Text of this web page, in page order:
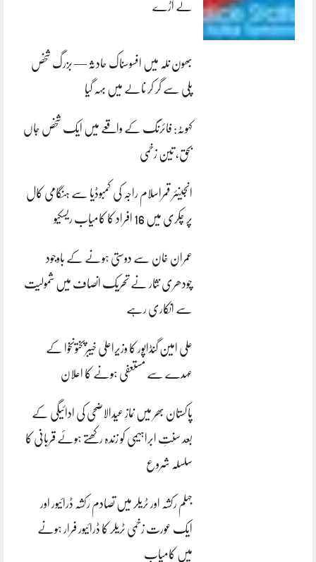
لے اڑے
بھون نلہ میں افسوسناک حادثہ — بزرگ شخص
پلی سے گر کر نالے میں بہہ گیا
کہوٹہ: فائرنگ کے واقعے میں ایک شخص جاں
بحق، تین زخمی
انجینئر قمراسلام راجہ کی کمبوڈیا سے ہنگامی کال
پر چکری میں 16 افراد کا کامیاب ریسکیو
عمران خان سے دوستی ہونے کے باوجود
چودھری نثار نے تحریک انصاف میں شمولیت
سے انکاری رہے
علی امین گنڈاپور کا وزیراعلیٰ خیبرپختونخوا کے
عہدے سے مستعفی ہونے کا اعلان
پاکستان بھر میں نمازِ عیدالاضحی کی ادائیگی کے
بعد سنتِ ابراہیمی کو زندہ رکھتے ہوئے قربانی کا
سلسلہ شروع
جہلم رکشہ اور ٹریلر میں تصادم رکشہ ڈرائیور اور
ایک عورت زخمی ٹریلر کا ڈرائیور فرار ہونے
میں کامیاب